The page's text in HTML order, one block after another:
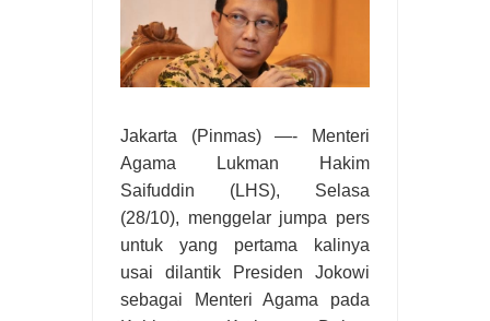
Jakarta (Pinmas) —- Menteri
Agama Lukman Hakim
Saifuddin (LHS), Selasa
(28/10), menggelar jumpa pers
untuk yang pertama kalinya
usai dilantik Presiden Jokowi
sebagai Menteri Agama pada